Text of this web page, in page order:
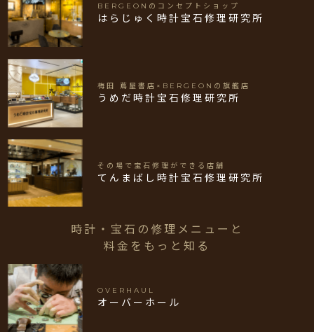
BERGEONのコンセプトショップ
はらじゅく時計宝石修理研究所
梅田 蔦屋書店×BERGEONの旗艦店
うめだ時計宝石修理研究所
その場で宝石修理ができる店舗
てんまばし時計宝石修理研究所
時計・宝石の修理メニューと
料金をもっと知る
OVERHAUL
オーバーホール